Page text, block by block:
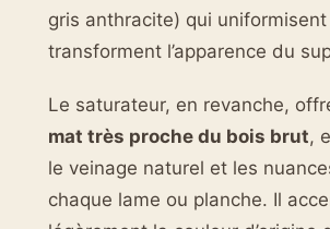
gris anthracite) qui
transforment l’apparence du
Le saturateur, en revanche,
mat très proche du bois brut,
le veinage naturel et les
chaque lame ou planche. Il